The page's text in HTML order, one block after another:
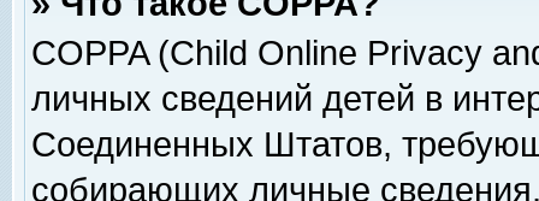
COPPA (Child Online Privacy
личных сведений детей в
Соединенных Штатов,
собирающих личные